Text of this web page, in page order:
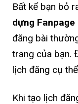
Bất kể bạn bỏ
dựng
đăng bài
trang của bạn.
lịch đăng cụ
Khi tạo lịch